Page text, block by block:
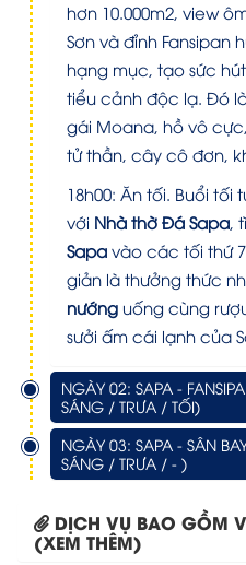
hơn 10.000m2, view
Sơn và đỉnh Fansipan
hạng mục, tạo sức
tiểu cảnh độc lạ. Đó
gái Moana, hồ vô
tử thần, cây cô đơn,
18h00: Ăn tối. Buổi tối
với Nhà thờ Đá Sapa,
Sapa vào các tối thứ
giản là thưởng thức
nướng uống cùng
sưởi ấm cái lạnh của
NGÀY 02: SAPA -
SÁNG / TRƯA / TỐI)
NGÀY 03: SAPA - SÂN
SÁNG / TRƯA / - )
DỊCH VỤ BAO GỒM
(XEM THÊM)